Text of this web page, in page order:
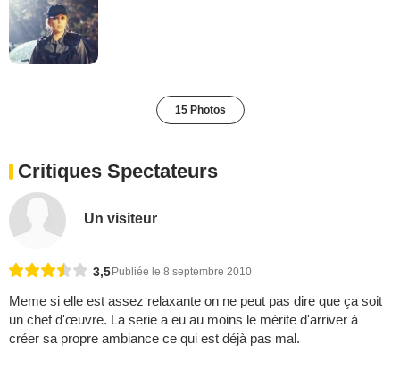
15 Photos
Critiques Spectateurs
Un visiteur
3,5 Publiée le 8 septembre 2010
Meme si elle est assez relaxante on ne peut pas dire que ça soit
un chef d'œuvre. La serie a eu au moins le mérite d'arriver à
créer sa propre ambiance ce qui est déjà pas mal.